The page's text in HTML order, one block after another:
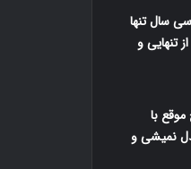
سال تنها
تنهایی و
با
نمیشی و